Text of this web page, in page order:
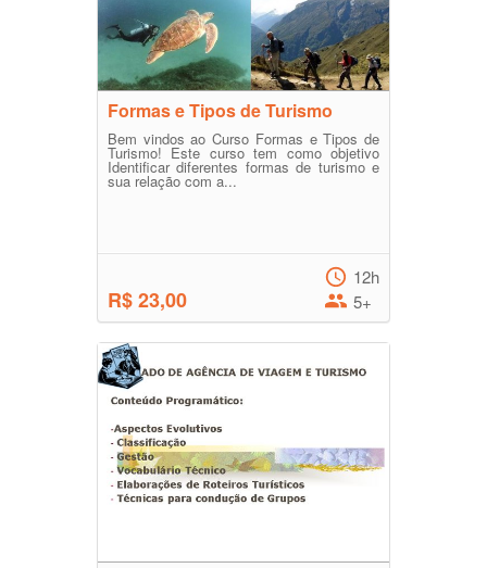
Formas e Tipos de Turismo
Bem vindos ao Curso Formas e Tipos de
Turismo! Este curso tem como objetivo
Identificar diferentes formas de turismo e
sua relação com a...
R$ 23,00
12h
5+